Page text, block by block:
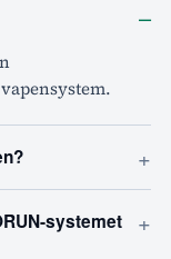
–
+
systemet
+